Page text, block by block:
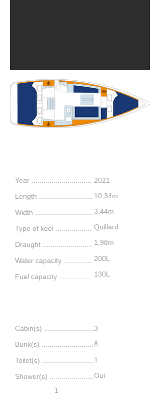
Year ..............................
L ength ........
Width .............................
Type of keel ..................
Draught .........................
Water capacity ...
Fuel capacity ...............
2021
10,34m
3,44m
Quillard
1,98m
200L
130L
Cabin(s) .........................
Bunk(s) ..........................
Toilet(s) ..........................
Shower(s) ......................
3
8
1
Oui
1